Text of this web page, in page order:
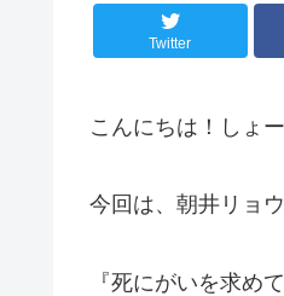
Twitter
こんにちは！しょ
今回は、朝井リョ
『死にがいを求め